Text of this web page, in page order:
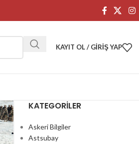
KAYIT OL / GIRIŞ YAP
KATEGORILER
Askeri Bilgiler
Astsubay